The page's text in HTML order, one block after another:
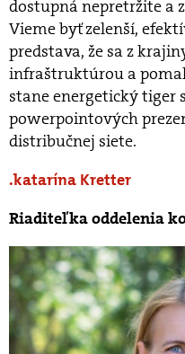
dostupná nepretržite a
Vieme byť zelenší,
predstava, že sa z
infraštruktúrou a
stane energetický tiger
powerpointových
distribučnej siete.
katarína Kretter
Riaditeľka oddelenia